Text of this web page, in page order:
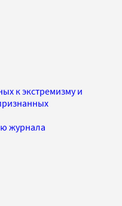
к экстремизму и
журнала